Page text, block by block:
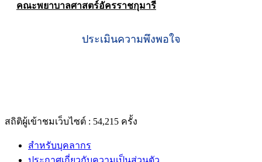
คณะพยาบาลศาสตร์อัครราชกุมารี
ประเมินความพึงพอใจ
สถิติผู้เข้าชมเว็บไซต์ : 54,215 ครั้ง
สำหรับบุคลากร